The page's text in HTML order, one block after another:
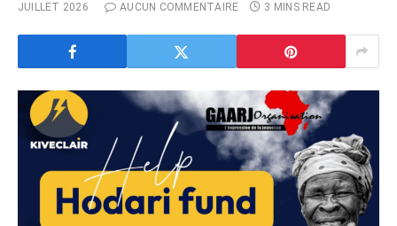
JUILLET 2026
AUCUN COMMENTAIRE 3 MINS READ